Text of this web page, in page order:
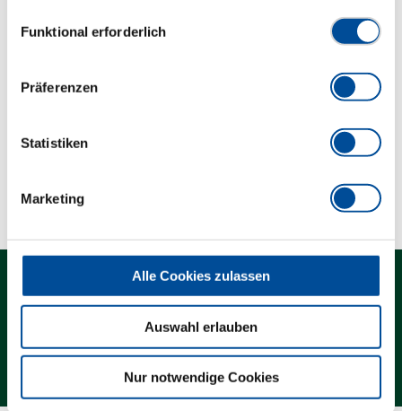
Funktional erforderlich
Präferenzen
Statistiken
Marketing
Alle Cookies zulassen
Auswahl erlauben
Nur notwendige Cookies
Kontakt